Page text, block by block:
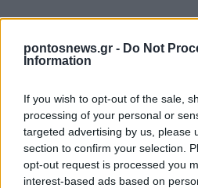
pontosnews.gr - Do Not
Information
If you wish to opt-out of the sale,
processing of your personal or
targeted advertising by us, please
section to confirm your selection.
opt-out request is processed you
interest-based ads based on
Ακολουθήστε
News